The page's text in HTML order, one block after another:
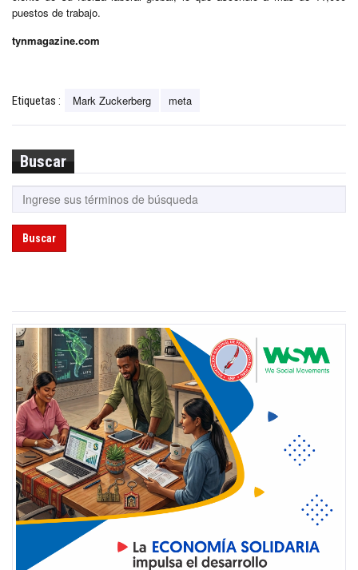
puestos de trabajo.
tynmagazine.com
Etiquetas : Mark Zuckerberg meta
Buscar
Buscar